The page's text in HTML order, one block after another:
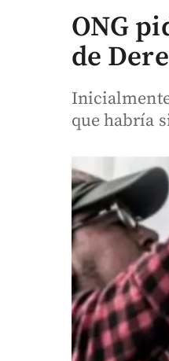
ONG
de
que habría